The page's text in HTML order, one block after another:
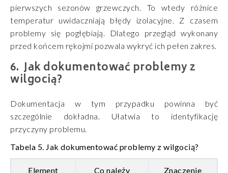
pierwszych sezonów grzewczych. To wtedy różnice
temperatur uwidaczniają błędy izolacyjne. Z czasem
problemy się pogłębiają. Dlatego przegląd wykonany
przed końcem rękojmi pozwala wykryć ich pełen zakres.
Jak dokumentować problemy z
wilgocią?
Dokumentacja w tym przypadku powinna być
szczególnie dokładna. Ułatwia to identyfikację
przyczyny problemu.
Tabela 5. Jak dokumentować problemy z wilgocią?
Element
Co należy
Znaczenie